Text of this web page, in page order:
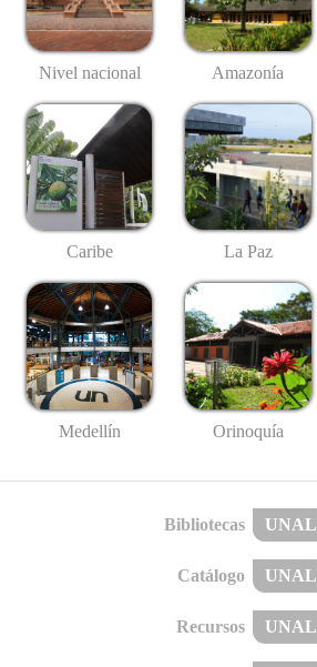
Nivel nacional Amazonía
Caribe La Paz
Medellín Orinoquía
Bibliotecas UNAL
Catálogo UNAL
Recursos UNAL